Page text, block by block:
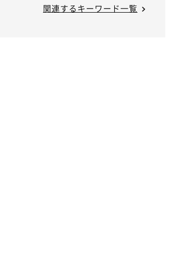
関連するキーワード一覧